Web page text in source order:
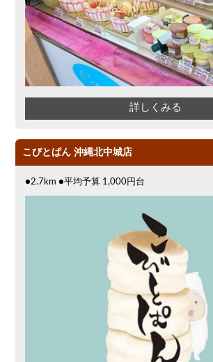
オリオン パスタ 気軽に
ハッピーアワー
飲み放題付きコース3000円
サプライズ チーズ 串揚
バレンタイン ソファー
キリン 分煙 島野菜
バイキング（ビュッフェ）
中華 牛串焼き
夏限定メニュー
詳しくみる
こびとぱん 沖縄北中城店
●2.7km ●平均予算 1,000円台